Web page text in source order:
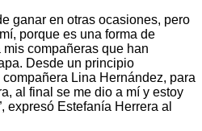
ganar en otras ocasiones, pero
porque es una forma de
compañeras que han
Desde un principio
Lina Hernández, para
al final se me dio a mí y estoy
expresó Estefanía Herrera al